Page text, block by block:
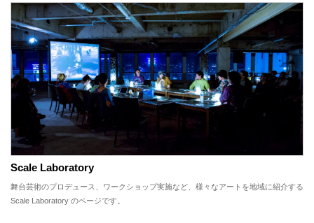
Scale Laboratory
舞台芸術のプロデュース、ワークショップ実施など、様々なアートを地域に紹介する
Scale Laboratory のページです。